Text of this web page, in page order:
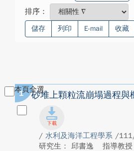
排序：
儲存 列印 E-mail 收藏
本頁全選
1 砂堆上顆粒流崩塌過程與
/ 水利及海洋工程學系 /
研究生： 邱書逸
指導教授